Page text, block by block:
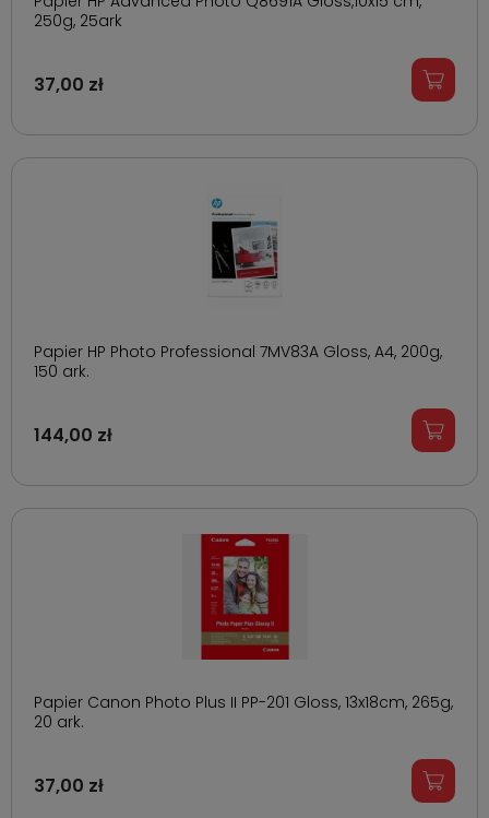
250g, 25ark
37,00 zł
Papier HP Photo Professional 7MV83A Gloss, A4, 200g,
150 ark.
144,00 zł
Papier Canon Photo Plus II PP-201 Gloss, 13x18cm, 265g,
20 ark.
37,00 zł